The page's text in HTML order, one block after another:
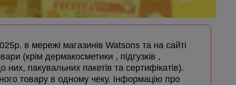
в мережі магазинів Watsons та на сайті
(крім дермакосметики , підгузків ,
пакувальних пакетів та сертифікатів).
товару в одному чеку. Інформацію про